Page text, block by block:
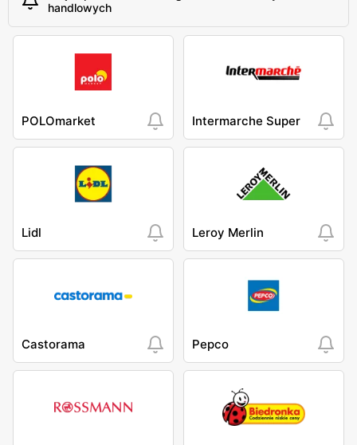
handlowych
POLOmarket Intermarche Super
Lidl Leroy Merlin
Castorama Pepco